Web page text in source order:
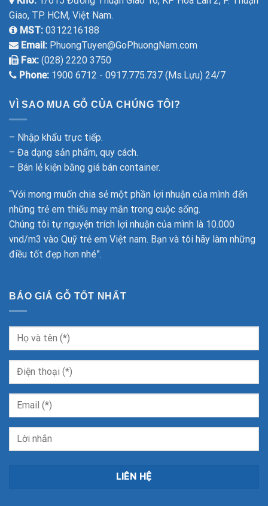
Giao, TP. HCM, Việt Nam.
MST: 0312216188
Email: PhuongTuyen@GoPhuongNam.com
Fax: (028) 2220 3750
Phone: 1900 6712 - 0917.775.737 (Ms.Lựu) 24/7
VÌ SAO MUA GỖ CỦA CHÚNG TÔI?
– Nhập khẩu trực tiếp.
– Đa dạng sản phẩm, quy cách.
– Bán lẻ kiện bằng giá bán container.
“Với mong muốn chia sẻ một phần lợi nhuận của mình đến
những trẻ em thiếu may mắn trong cuộc sống.
Chúng tôi tự nguyện trích lợi nhuận của mình là 10.000
vnd/m3 vào Quỹ trẻ em Việt nam. Bạn và tôi hãy làm những
điều tốt đẹp hơn nhé”.
BÁO GIÁ GỖ TỐT NHẤT